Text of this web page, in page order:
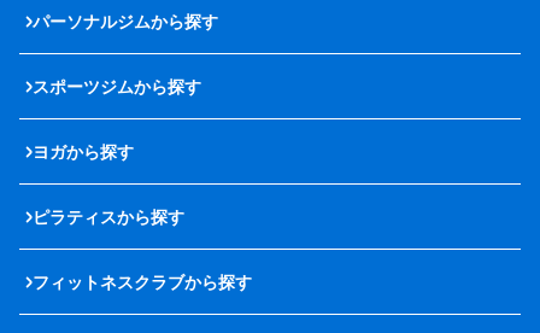
パーソナルジムから探す
スポーツジムから探す
ヨガから探す
ピラティスから探す
フィットネスクラブから探す